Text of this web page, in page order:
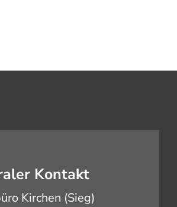
Kontakt
Kirchen (Sieg)